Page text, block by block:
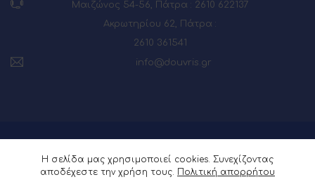
Μαιζώνος 54-56, Πάτρα : 2610 622137
Ακρωτηρίου 62, Πάτρα :
2610 361541
info@douvris.gr
© 2026 Powered by
Η σελίδα μας χρησιμοποιεί cookies. Συνεχίζοντας
αποδέχεστε την χρήση τους. Πολιτική απορρήτου